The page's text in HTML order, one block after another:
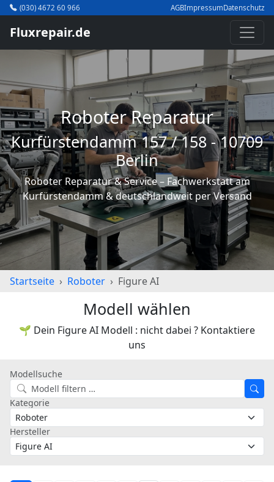
(030) 4672 60 966 AGBImpressumDatenschutz
Fluxrepair.de
Roboter Reparatur
Kurfürstendamm 157 / 158 - 10709
Berlin
Roboter Reparatur & Service – Fachwerkstatt am
Kurfürstendamm & deutschlandweit per Versand
Startseite Roboter Figure AI
Modell wählen
🌱 Dein Figure AI Modell : nicht dabei ? Kontaktiere
uns
Modellsuche
Kategorie
Hersteller